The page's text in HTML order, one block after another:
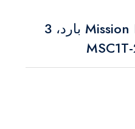
تكييف سبليت ميديا Mission Pro بارد، 3